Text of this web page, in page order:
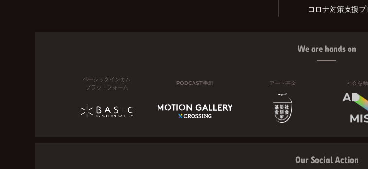
コロナ対策支援
We are hands on
ベーシックインカム
プラットフォーム
PODCAST番組 アート基金 社会を
Our Social Action